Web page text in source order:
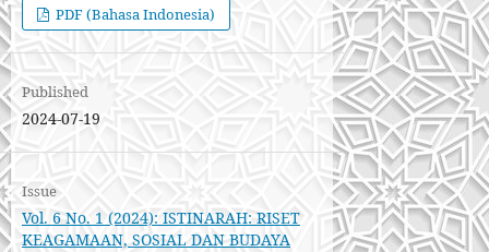
PDF (Bahasa Indonesia)
Published
2024-07-19
Issue
Vol. 6 No. 1 (2024): ISTINARAH: RISET
KEAGAMAAN, SOSIAL DAN BUDAYA